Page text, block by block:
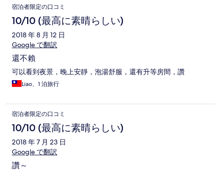
宿泊者限定の口コミ
10/10 (最高に素晴らしい)
2018 年 8 月 12 日
Google で翻訳
還不賴
可以看到夜景，晚上安靜，泡湯舒服，還有升等房間，讚
Liao、1 泊旅行
宿泊者限定の口コミ
10/10 (最高に素晴らしい)
2018 年 7 月 23 日
Google で翻訳
讚～